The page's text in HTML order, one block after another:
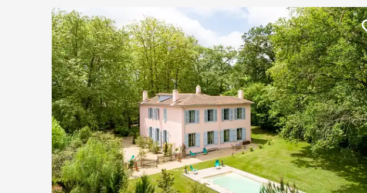
Saint-Pierre-d'Irube (64990) Casa
Castillo Obra nueva
Propiedad